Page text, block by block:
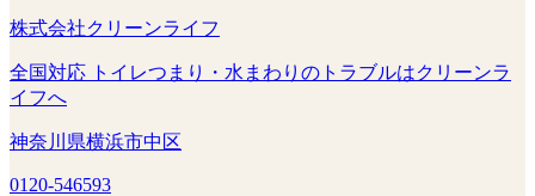
株式会社クリーンライフ
全国対応 トイレつまり・水まわりのトラブルはクリーンラ
イフへ
神奈川県横浜市中区
0120-546593